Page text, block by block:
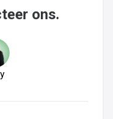
ons.